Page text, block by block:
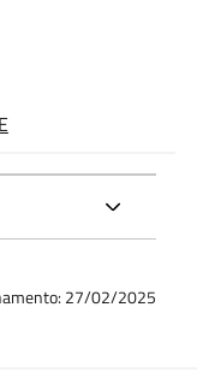
27/02/2025